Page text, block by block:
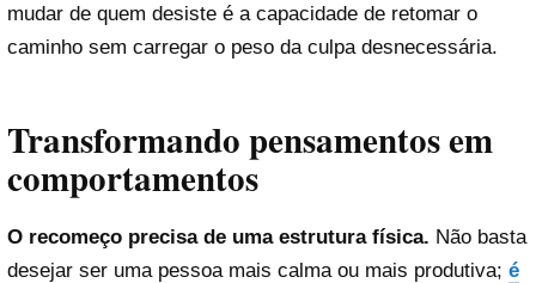
mudar de quem desiste é a capacidade de retomar o
caminho sem carregar o peso da culpa desnecessária.
Transformando pensamentos em
comportamentos
O recomeço precisa de uma estrutura física. Não basta
desejar ser uma pessoa mais calma ou mais produtiva; é